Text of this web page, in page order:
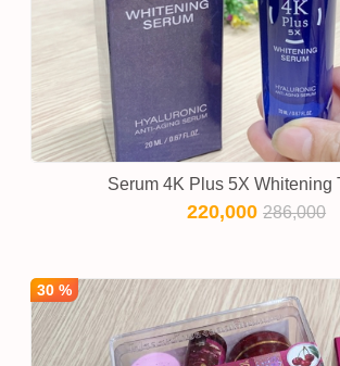
Serum 4K Plus 5X Whitening
220,000286,000
30 %